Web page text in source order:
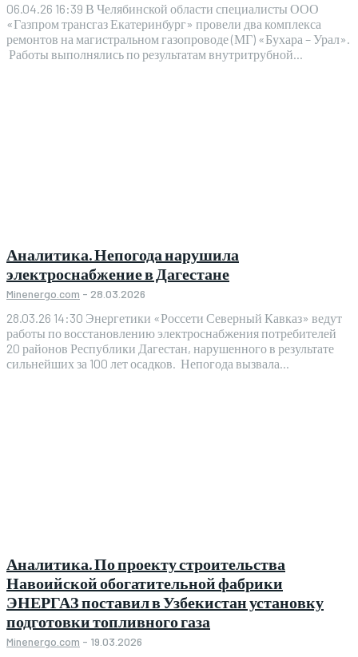
06.04.26 16:39 В Челябинской области специалисты ООО
«Газпром трансгаз Екатеринбург» провели два комплекса
ремонтов на магистральном газопроводе (МГ) «Бухара – Урал».
Работы выполнялись по результатам внутритрубной...
Аналитика. Непогода нарушила
электроснабжение в Дагестане
Minenergo.com - 28.03.2026
28.03.26 14:30 Энергетики «Россети Северный Кавказ» ведут
работы по восстановлению электроснабжения потребителей
20 районов Республики Дагестан, нарушенного в результате
сильнейших за 100 лет осадков. Непогода вызвала...
Аналитика. По проекту строительства
Навоийской обогатительной фабрики
ЭНЕРГАЗ поставил в Узбекистан установку
подготовки топливного газа
Minenergo.com - 19.03.2026